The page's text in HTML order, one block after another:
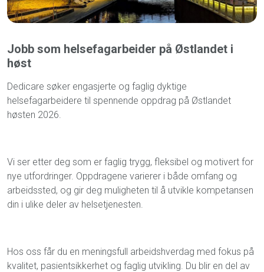
Jobb som helsefagarbeider på Østlandet i
høst
Dedicare søker engasjerte og faglig dyktige
helsefagarbeidere til spennende oppdrag på Østlandet
høsten 2026.
Vi ser etter deg som er faglig trygg, fleksibel og motivert for
nye utfordringer. Oppdragene varierer i både omfang og
arbeidssted, og gir deg muligheten til å utvikle kompetansen
din i ulike deler av helsetjenesten.
Hos oss får du en meningsfull arbeidshverdag med fokus på
kvalitet, pasientsikkerhet og faglig utvikling. Du blir en del av